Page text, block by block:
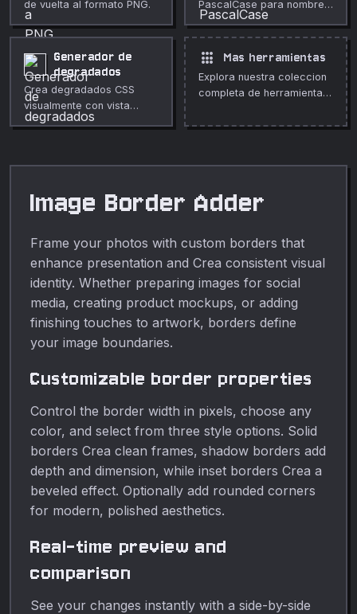
de vuelta al formato PNG.
PascalCase para nombres
de clases e
identificadores.
Generador de
degradados
Crea degradados CSS
visualmente con vista
previa en vivo.
apps Mas herramientas
Explora nuestra coleccion
completa de herramientas
Image Border Adder
Frame your photos with custom borders that
enhance presentation and Crea consistent visual
identity. Whether preparing images for social
media, creating product mockups, or adding
finishing touches to artwork, borders define
your image boundaries.
Customizable border properties
Control the border width in pixels, choose any
color, and select from three style options. Solid
borders Crea clean frames, shadow borders add
depth and dimension, while inset borders Crea a
beveled effect. Optionally add rounded corners
for modern, polished aesthetics.
Real-time preview and
comparison
See your changes instantly with a side-by-side